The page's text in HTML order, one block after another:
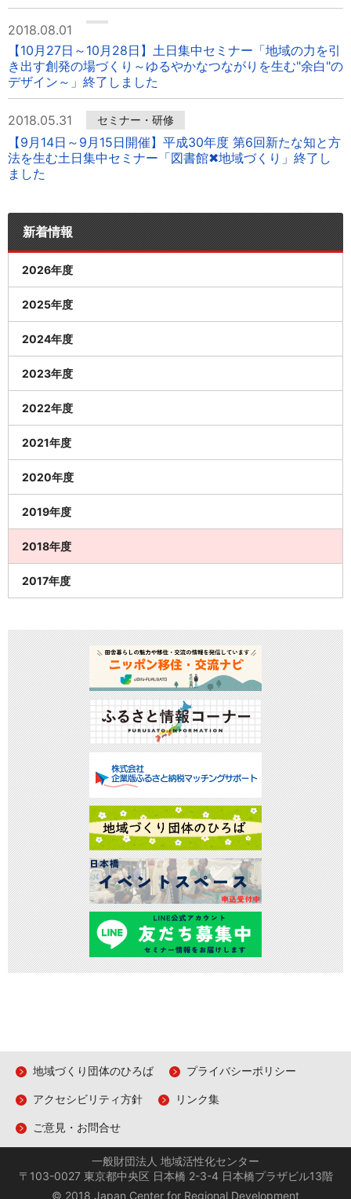
2018.08.01
【10月27日～10月28日】土日集中セミナー「地域の力を引
き出す創発の場づくり～ゆるやかなつながりを生む"余白"の
デザイン～」終了しました
2018.05.31 セミナー・研修
【9月14日～9月15日開催】平成30年度 第6回新たな知と方
法を生む土日集中セミナー「図書館✖地域づくり」終了し
ました
新着情報
2026年度
2025年度
2024年度
2023年度
2022年度
2021年度
2020年度
2019年度
2018年度
2017年度
地域づくり団体のひろば プライバシーポリシー
アクセシビリティ方針 リンク集
ご意見・お問合せ
一般財団法人 地域活性化センター
〒103-0027 東京都中央区 日本橋 2-3-4 日本橋プラザビル13階
© 2018 Japan Center for Regional Development